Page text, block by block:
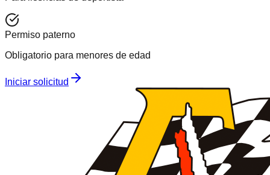
Permiso paterno
Obligatorio para menores de edad
Iniciar solicitud